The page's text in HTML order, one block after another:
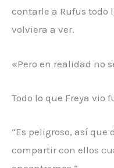
contarle a Rufus todo
volviera a ver.
«Pero en realidad no
Todo lo que Freya vio
“Es peligroso, así que
compartir con ellos